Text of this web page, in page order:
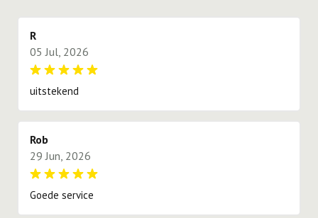
R
05 Jul, 2026
uitstekend
Rob
29 Jun, 2026
Goede service